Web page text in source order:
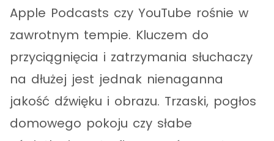
Apple Podcasts czy YouTube rośnie w
zawrotnym tempie. Kluczem do
przyciągnięcia i zatrzymania słuchaczy
na dłużej jest jednak nienaganna
jakość dźwięku i obrazu. Trzaski, pogłos
domowego pokoju czy słabe